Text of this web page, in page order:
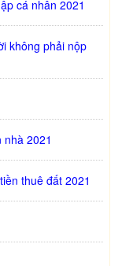
cá nhân 2021
không phải nộp
2021
thuê đất 2021